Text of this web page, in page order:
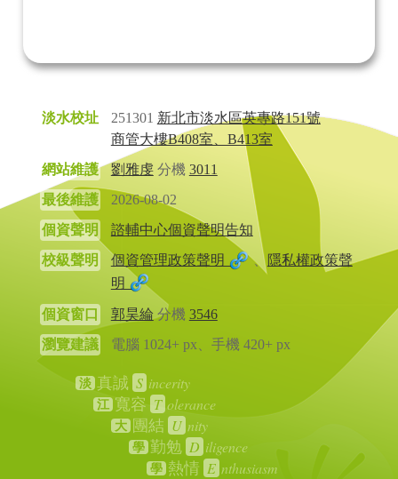
淡水校址 251301 新北市淡水區英專路151號
商管大樓B408室、B413室
網站維護
劉雅虔分機 3011
最後維護
2026-08-02
個資聲明
諮輔中心個資聲明告知
校級聲明
個資管理政策聲明 、 隱私權政策聲
明
個資窗口 郭昊綸 分機 3546
瀏覽建議
電腦 1024+ px、手機 420+ px
淡 真誠 S incerity
江 寬容 T olerance
大 團結 U nity
學 勤勉 D iligence
學 熱情 E nthusiasm